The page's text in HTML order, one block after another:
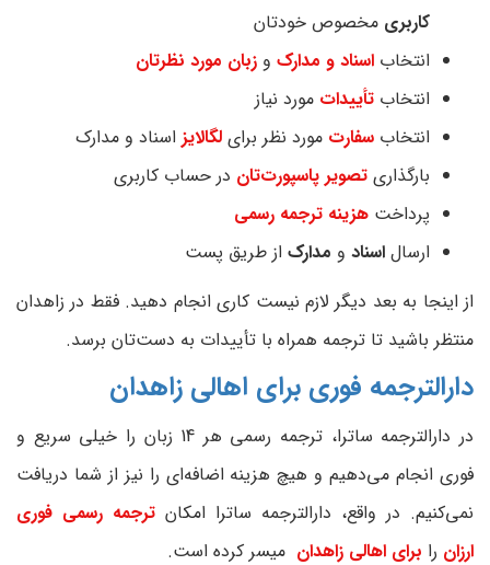
کاربری مخصوص خودتان
انتخاب اسناد و مدارک و زبان مورد نظرتان
انتخاب تأییدات مورد نیاز
انتخاب سفارت‌ مورد نظر برای لگالایز اسناد و مدارک
بارگذاری تصویر پاسپورت‌تان در حساب کاربری
پرداخت هزینه ترجمه رسمی
ارسال اسناد و مدارک‌ از طریق پست
از اینجا به بعد دیگر لازم نیست کاری انجام دهید. فقط در زاهدان
منتظر باشید تا ترجمه همراه با تأییدات به دست‌تان برسد.
دارالترجمه فوری برای اهالی زاهدان
در دارالترجمه ساترا، ترجمه رسمی هر 14 زبان را خیلی سریع و
فوری انجام می‌دهیم و هیچ هزینه اضافه‌ای را نیز از شما دریافت
نمی‌کنیم. در واقع، دارالترجمه ساترا امکان ترجمه رسمی فوری
ارزان را برای اهالی زاهدان میسر کرده است.